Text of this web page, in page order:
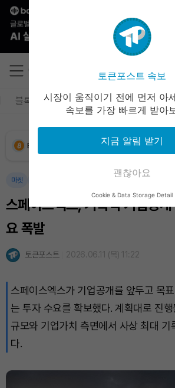
블록체인 테크 경제 마켓 정책
Solana (SOL)
Dogecoin (DOGE)
Bitcoin (BTC)
마켓
스페이스엑스, 기록적 기업공
요 폭발
토큰포스트 2026.06.11 (목) 11:22
스페이스엑스가 기업공개를 앞두고 목
는 투자 수요를 확보했다. 계획대로 진
규모와 기업가치 측면에서 사상 최대 기
다.
토큰포스트 속보
시장이 움직이기 전에 먼저 아
속보를 가장 빠르게 받아
지금 알림 받기
괜찮아요
Cookie & Data Storage Detail